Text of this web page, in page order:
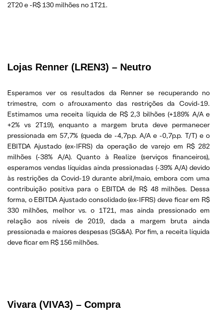
2T20 e -R$ 130 milhões no 1T21.
Lojas Renner (LREN3) – Neutro
Esperamos ver os resultados da Renner se recuperando no
trimestre, com o afrouxamento das restrições da Covid-19.
Estimamos uma receita líquida de R$ 2,3 bilhões (+189% A/A e
+2% vs 2T19), enquanto a margem bruta deve permanecer
pressionada em 57,7% (queda de -4,7p.p. A/A e -0,7p.p. T/T) e o
EBITDA Ajustado (ex-IFRS) da operação de varejo em R$ 282
milhões (-38% A/A). Quanto à Realize (serviços financeiros),
esperamos vendas líquidas ainda pressionadas (-39% A/A) devido
às restrições da Covid-19 durante abril/maio, embora com uma
contribuição positiva para o EBITDA de R$ 48 milhões. Dessa
forma, o EBITDA Ajustado consolidado (ex-IFRS) deve ficar em R$
330 milhões, melhor vs. o 1T21, mas ainda pressionado em
relação aos níveis de 2019, dada a margem bruta ainda
pressionada e maiores despesas (SG&A). Por fim, a receita líquida
deve ficar em R$ 156 milhões.
Vivara (VIVA3) – Compra